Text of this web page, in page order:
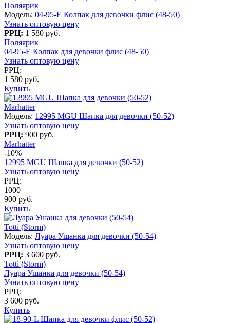
Поляярик
Модель: 04-95-E Колпак для девочки флис (48-50)
Узнать оптовую цену
РРЦ: 1 580 руб.
Поляярик
04-95-E Колпак для девочки флис (48-50)
Узнать оптовую цену
РРЦ:
1 580 руб.
Купить
Marhatter
Модель: 12995 MGU Шапка для девочки (50-52)
Узнать оптовую цену
РРЦ: 900 руб.
Marhatter
-10%
12995 MGU Шапка для девочки (50-52)
Узнать оптовую цену
РРЦ:
1000
900 руб.
Купить
Totti (Storm)
Модель: Луара Ушанка для девочки (50-54)
Узнать оптовую цену
РРЦ: 3 600 руб.
Totti (Storm)
Луара Ушанка для девочки (50-54)
Узнать оптовую цену
РРЦ:
3 600 руб.
Купить